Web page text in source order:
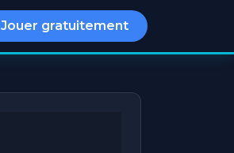
Jouer gratuitement